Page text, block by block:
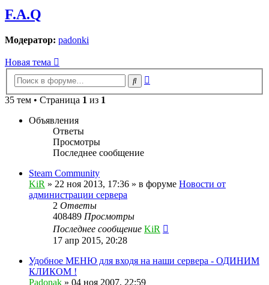
F.A.Q
Модератор: padonki
Новая тема
Поиск
35 тем • Страница 1 из 1
Объявления
Ответы
Просмотры
Последнее сообщение
Steam Community
KiR » 22 ноя 2013, 17:36 » в форуме Новости от
администрации сервера
2 Ответы
408489 Просмотры
Последнее сообщение KiR
17 апр 2015, 20:28
Удобное МЕНЮ для входя на наши сервера - ОДИНИМ
КЛИКОМ !
Padonak » 04 ноя 2007, 22:59